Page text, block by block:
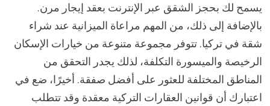
يسمح لك بحجز الشقق عبر الإنترنت بعقد إيجار مرن.
بالإضافة إلى ذلك، من المهم مراعاة الميزانية عند شراء
شقة في تركيا. تتوفر مجموعة متنوعة من خيارات الإسكان
الرخيصة والميسورة التكلفة، لذلك يجدر التحقق من
المناطق المختلفة للعثور على أفضل صفقة. أخيرًا، ضع في
اعتبارك أن قوانين العقارات التركية معقدة وقد تتطلب